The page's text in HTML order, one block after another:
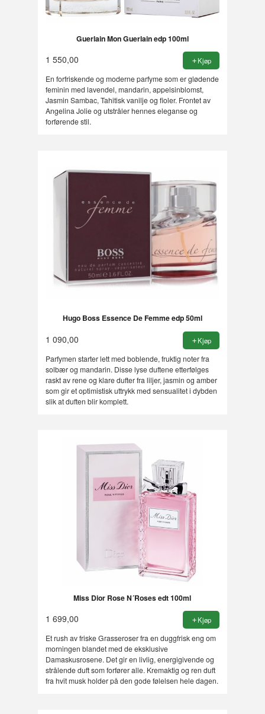
Guerlain Mon Guerlain edp 100ml
1 550,00 Kjøp
En forfriskende og moderne parfyme som er glødende
feminin med lavendel, mandarin, appelsinblomst,
Jasmin Sambac, Tahitisk vanilje og fioler. Frontet av
Angelina Jolie og utstråler hennes eleganse og
forførende stil.
Hugo Boss Essence De Femme edp 50ml
1 090,00 Kjøp
Parfymen starter lett med boblende, fruktig noter fra
solbær og mandarin. Disse lyse duftene etterfølges
raskt av rene og klare dufter fra liljer, jasmin og amber
som gir et optimistisk uttrykk med sensualitet i dybden
slik at duften blir komplett.
Miss Dior Rose N´Roses edt 100ml
1 699,00 Kjøp
Et rush av friske Grasseroser fra en duggfrisk eng om
morningen blandet med de eksklusive
Damaskusrosene. Det gir en livlig, energigivende og
strålende duft som forfører alle. Kremaktig og ren duft
fra hvit musk holder på den gode følelsen hele dagen.